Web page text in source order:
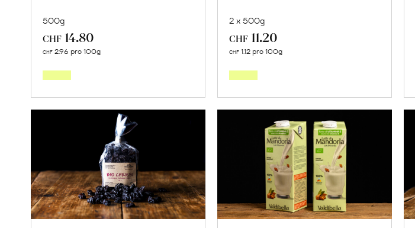
500g
CHF 14.80
CHF 2.96 pro 100g
2 x 500g
CHF 11.20
CHF 1.12 pro 100g